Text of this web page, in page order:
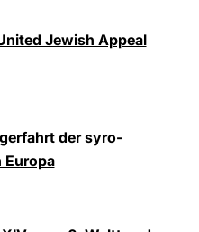
Jewish Appeal
der syro-
Europa